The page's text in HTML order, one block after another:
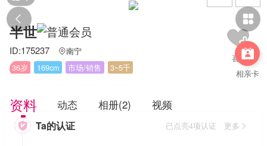
 

相亲卡
半世
ID:175237 南宁
36岁
169cm 市场/销售 3~5千
资料 动态 相册(2) 视频
 Ta的认证 已点亮4项认证 更多